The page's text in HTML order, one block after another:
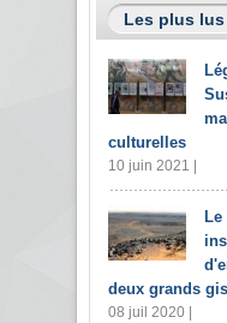
Les plus lus
culturelles
10 juin 2021 |
deux grands
08 juil 2020 |